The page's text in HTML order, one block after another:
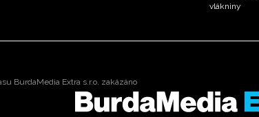
vlákniny
BurdaMedia Extra s.r.o. zakázáno